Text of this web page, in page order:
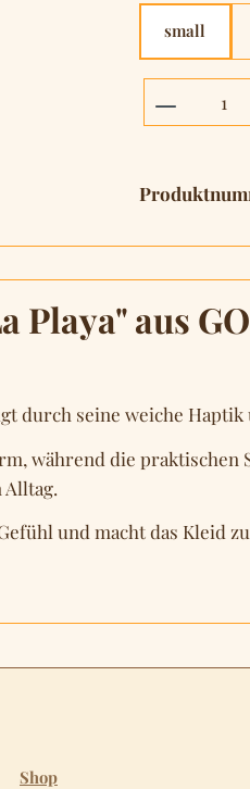
small
aus
durch seine weiche Haptik
während die praktischen
und macht das Kleid
Shop